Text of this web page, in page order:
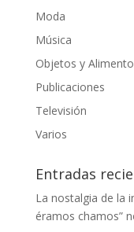
Moda
Música
Objetos y
Publicaciones
Televisión
Varios
Entradas
La nostalgia de la
éramos chamos”